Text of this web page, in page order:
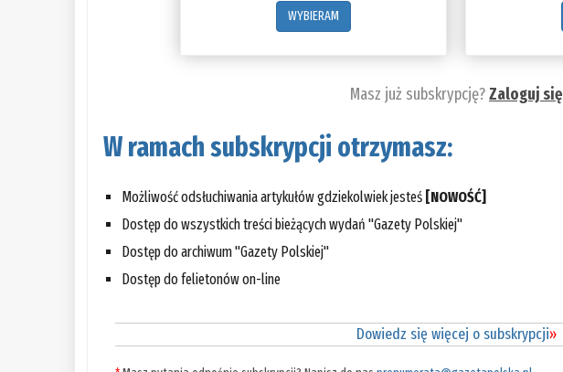
WYBIERAM
Masz już subskrypcję?Zaloguj się
W ramach subskrypcji otrzymasz:
Możliwość odsłuchiwania artykułów gdziekolwiek jesteś [NOWOŚĆ]
Dostęp do wszystkich treści bieżących wydań "Gazety Polskiej"
Dostęp do archiwum "Gazety Polskiej"
Dostęp do felietonów on-line
Dowiedz się więcej o subskrypcji»